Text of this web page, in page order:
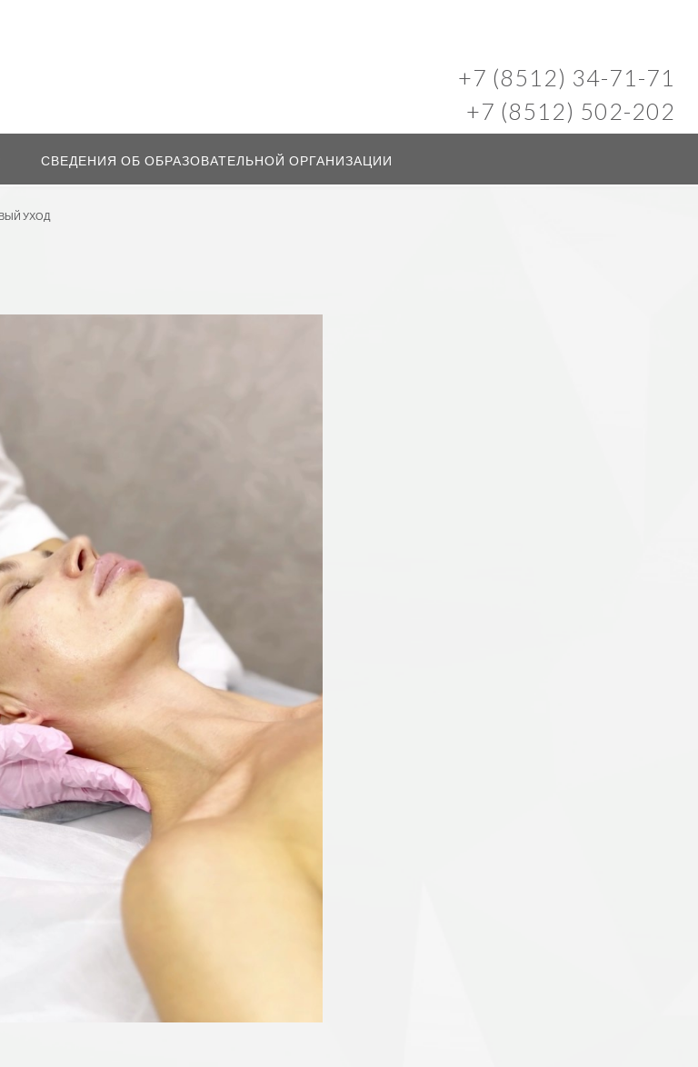
+7 (8512) 34-71-71
+7 (8512) 502-202
СВЕДЕНИЯ ОБ ОБРАЗОВАТЕЛЬНОЙ ОРГАНИЗАЦИИ
УХОД